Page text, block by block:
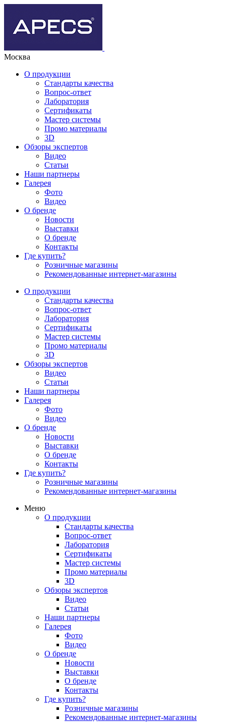
Москва
О продукции
Стандарты качества
Вопрос-ответ
Лаборатория
Сертификаты
Мастер системы
Промо материалы
3D
Обзоры экспертов
Видео
Статьи
Наши партнеры
Галерея
Фото
Видео
О бренде
Новости
Выставки
О бренде
Контакты
Где купить?
Розничные магазины
Рекомендованные интернет-магазины
О продукции
Стандарты качества
Вопрос-ответ
Лаборатория
Сертификаты
Мастер системы
Промо материалы
3D
Обзоры экспертов
Видео
Статьи
Наши партнеры
Галерея
Фото
Видео
О бренде
Новости
Выставки
О бренде
Контакты
Где купить?
Розничные магазины
Рекомендованные интернет-магазины
Меню
О продукции
Стандарты качества
Вопрос-ответ
Лаборатория
Сертификаты
Мастер системы
Промо материалы
3D
Обзоры экспертов
Видео
Статьи
Наши партнеры
Галерея
Фото
Видео
О бренде
Новости
Выставки
О бренде
Контакты
Где купить?
Розничные магазины
Рекомендованные интернет-магазины